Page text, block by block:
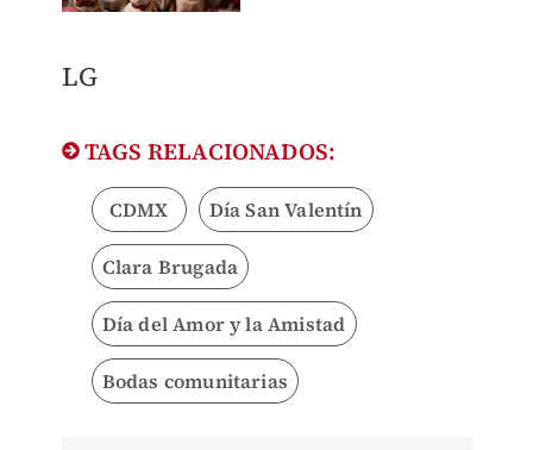
LG
TAGS RELACIONADOS:
CDMX Día San Valentín
Clara Brugada
Día del Amor y la Amistad
Bodas comunitarias